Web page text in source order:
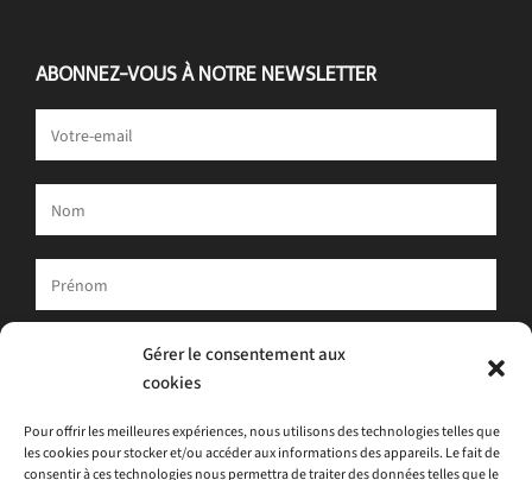
Gérer le consentement aux
cookies
Pour offrir les meilleures expériences, nous utilisons des technologies telles que
les cookies pour stocker et/ou accéder aux informations des appareils. Le fait de
consentir à ces technologies nous permettra de traiter des données telles que le
ABONNEZ-VOUS À NOTRE NEWSLETTER
Votre adresse e-mail est uniquement utilisée pour vous envoyer
notre newsletter et des informations sur les activités d'ATLAS.
la newsletter.
J'acceptela politique de confidentialité